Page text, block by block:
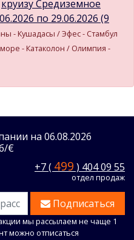
круизу Средиземное
по 29.06.2026 (9
- Кушадасы / Эфес - Стамбул
- Катаколон / Олимпия -
на 06.08.2026
€
+7 ( 499 ) 404 09 55
отдел продаж
Подписаться
мы рассылаем не чаще 1
можно отписаться